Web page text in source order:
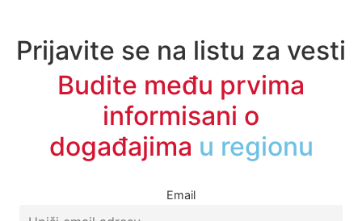
Prijavite se na listu za vesti
Budite među prvima
informisani o
događajima u regionu
Email